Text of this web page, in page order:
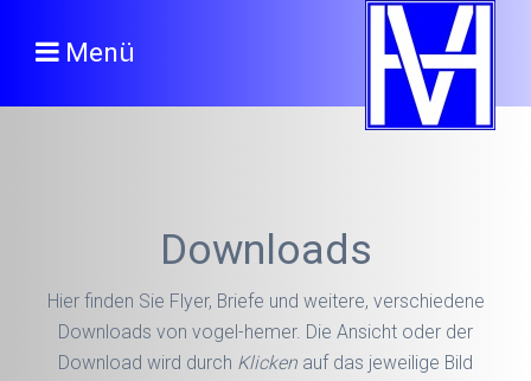
Menü
Downloads
Hier finden Sie Flyer, Briefe und weitere, verschiedene
Downloads von vogel-hemer. Die Ansicht oder der
Download wird durch Klicken auf das jeweilige Bild